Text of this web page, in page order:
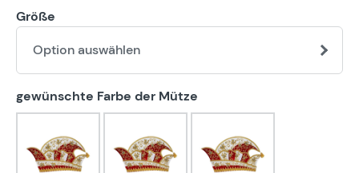
Größe
Option auswählen
gewünschte Farbe der Mütze
blau-weiß bunt eigener Farbwunsch